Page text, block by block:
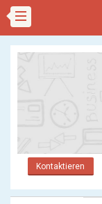
Kontaktieren